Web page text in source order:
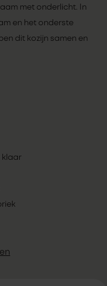
met onderlicht. In
en het onderste
dit kozijn samen en
klaar